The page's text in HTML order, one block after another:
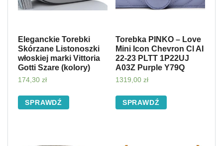
Eleganckie Torebki
Skórzane Listonoszki
włoskiej marki Vittoria
Gotti Szare (kolory)
174,30 zł
SPRAWDŹ
Torebka PINKO – Love
Mini Icon Chevron Cl AI
22-23 PLTT 1P22UJ
A03Z Purple Y79Q
1319,00 zł
SPRAWDŹ